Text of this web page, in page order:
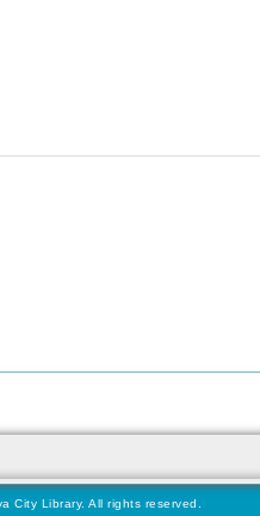
City Library. All rights reserved.